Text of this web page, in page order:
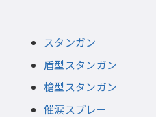
スタンガン
盾型スタンガン
槍型スタンガン
催涙スプレー